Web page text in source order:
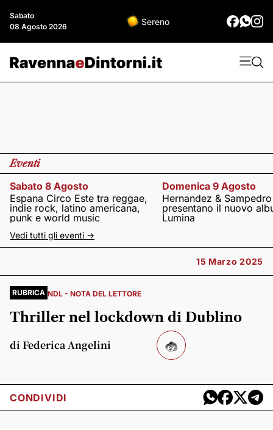
Sabato
08 Agosto 2026
Sereno
Eventi
Sabato 8 Agosto
Espana Circo Este tra reggae,
indie rock, latino americana,
punk e world music
Domenica 9 Agosto
Hernandez & Sampedro
presentano il nuovo
Lumina
Vedi tutti gli eventi ->
15 Marzo 2025
RUBRICA NDL - NOTA DEL LETTORE
Thriller nel lockdown di Dublino
di Federica Angelini
CONDIVIDI